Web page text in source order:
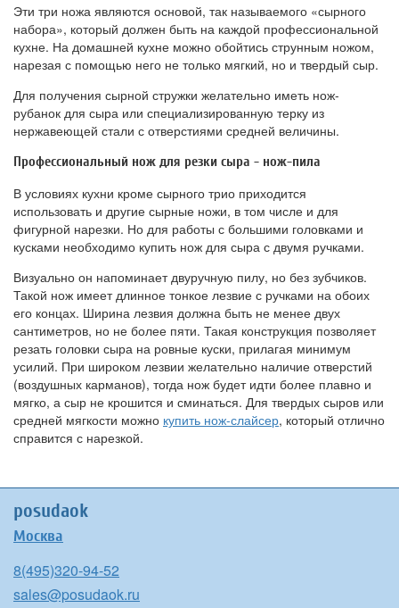
Эти три ножа являются основой, так называемого «сырного
набора», который должен быть на каждой профессиональной
кухне. На домашней кухне можно обойтись струнным ножом,
нарезая с помощью него не только мягкий, но и твердый сыр.
Для получения сырной стружки желательно иметь нож-
рубанок для сыра или специализированную терку из
нержавеющей стали с отверстиями средней величины.
Профессиональный нож для резки сыра - нож-пила
В условиях кухни кроме сырного трио приходится
использовать и другие сырные ножи, в том числе и для
фигурной нарезки. Но для работы с большими головками и
кусками необходимо купить нож для сыра с двумя ручками.
Визуально он напоминает двуручную пилу, но без зубчиков.
Такой нож имеет длинное тонкое лезвие с ручками на обоих
его концах. Ширина лезвия должна быть не менее двух
сантиметров, но не более пяти. Такая конструкция позволяет
резать головки сыра на ровные куски, прилагая минимум
усилий. При широком лезвии желательно наличие отверстий
(воздушных карманов), тогда нож будет идти более плавно и
мягко, а сыр не крошится и сминаться. Для твердых сыров или
средней мягкости можно купить нож-слайсер, который отлично
справится с нарезкой.
posudaok
Москва
8(495)320-94-52
sales@posudaok.ru